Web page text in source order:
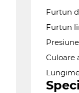
Furtun
Furtun
Culoare